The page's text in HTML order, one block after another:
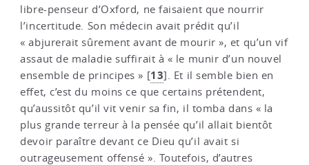
libre-penseur d’Oxford, ne faisaient que nourrir
l’incertitude. Son médecin avait prédit qu’il
« abjurerait sûrement avant de mourir », et qu’un vif
assaut de maladie suffirait à « le munir d’un nouvel
ensemble de principes » [13]. Et il semble bien en
effet, c’est du moins ce que certains prétendent,
qu’aussitôt qu’il vit venir sa fin, il tomba dans « la
plus grande terreur à la pensée qu’il allait bientôt
devoir paraître devant ce Dieu qu’il avait si
outrageusement offensé ». Toutefois, d’autres